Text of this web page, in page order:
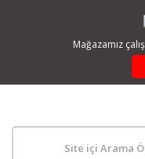
Mağazamız